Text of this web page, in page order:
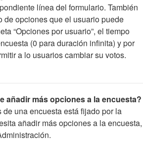
línea del formulario. También
de opciones que el usuario puede
“Opciones por usuario”, el tiempo
(0 para duración infinita) y por
a lo usuarios cambiar su votos.
añadir más opciones a la encuesta?
una encuesta está fijado por la
añadir más opciones a la encuesta,